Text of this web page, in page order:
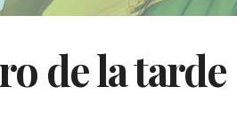
de la tarde